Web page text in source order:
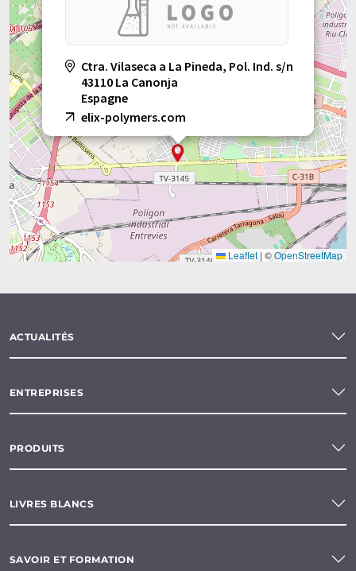
Ctra. Vilaseca a La Pineda, Pol. Ind. s/n
43110 La Canonja
Espagne
elix-polymers.com
Leaflet | ©OpenStreetMap
ACTUALITÉS
ENTREPRISES
PRODUITS
LIVRES BLANCS
SAVOIR ET FORMATION